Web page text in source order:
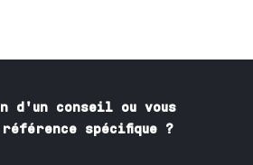
d'un conseil ou vous
spécifique ?